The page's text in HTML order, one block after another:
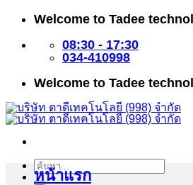
ข้าม
เนื้อหา
Welcome to Tadee
08:30 - 17:30
034-410998
Welcome to Tadee
ค้นหา:
หน้าแรก